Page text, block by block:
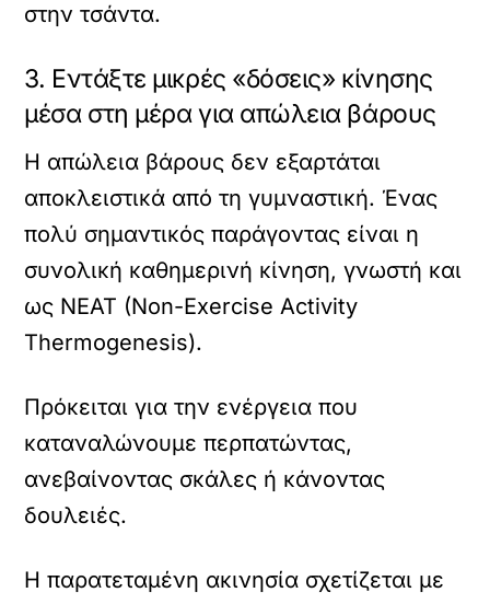
στην τσάντα.
3. Εντάξτε μικρές «δόσεις» κίνησης
μέσα στη μέρα για απώλεια βάρους
Η απώλεια βάρους δεν εξαρτάται
αποκλειστικά από τη γυμναστική. Ένας
πολύ σημαντικός παράγοντας είναι η
συνολική καθημερινή κίνηση, γνωστή και
ως NEAT (Non-Exercise Activity
Thermogenesis).
Πρόκειται για την ενέργεια που
καταναλώνουμε περπατώντας,
ανεβαίνοντας σκάλες ή κάνοντας
δουλειές.
Η παρατεταμένη ακινησία σχετίζεται με